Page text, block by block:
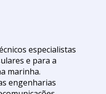
especialistas
e para a
marinha.
engenharias